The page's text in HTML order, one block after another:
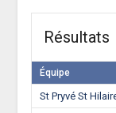
Résultats
Équipe
St Pryvé St